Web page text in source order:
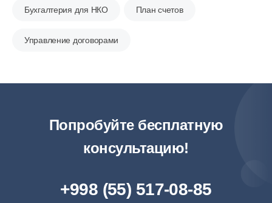
Бухгалтерия для НКО План счетов
Управление договорами
Попробуйте бесплатную
консультацию!
+998 (55) 517-08-85